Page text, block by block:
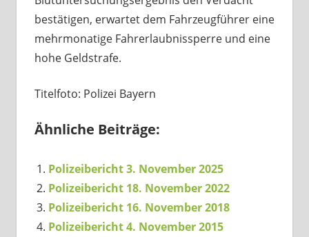
bestätigen, erwartet dem Fahrzeugführer eine
mehrmonatige Fahrerlaubnissperre und eine
hohe Geldstrafe.
Titelfoto: Polizei Bayern
Ähnliche Beiträge:
Polizeibericht 3. November 2025
Polizeibericht 18. November 2022
Polizeibericht 16. November 2018
Polizeibericht 4. November 2015